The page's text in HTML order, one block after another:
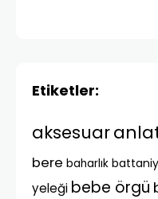
Etiketler:
aksesuar
bere baharlık
yeleği bebe örgü